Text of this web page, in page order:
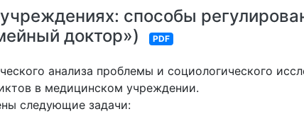
способы
доктор»)
PDF
анализа проблемы и социологического
в медицинском учреждении.
следующие задачи: